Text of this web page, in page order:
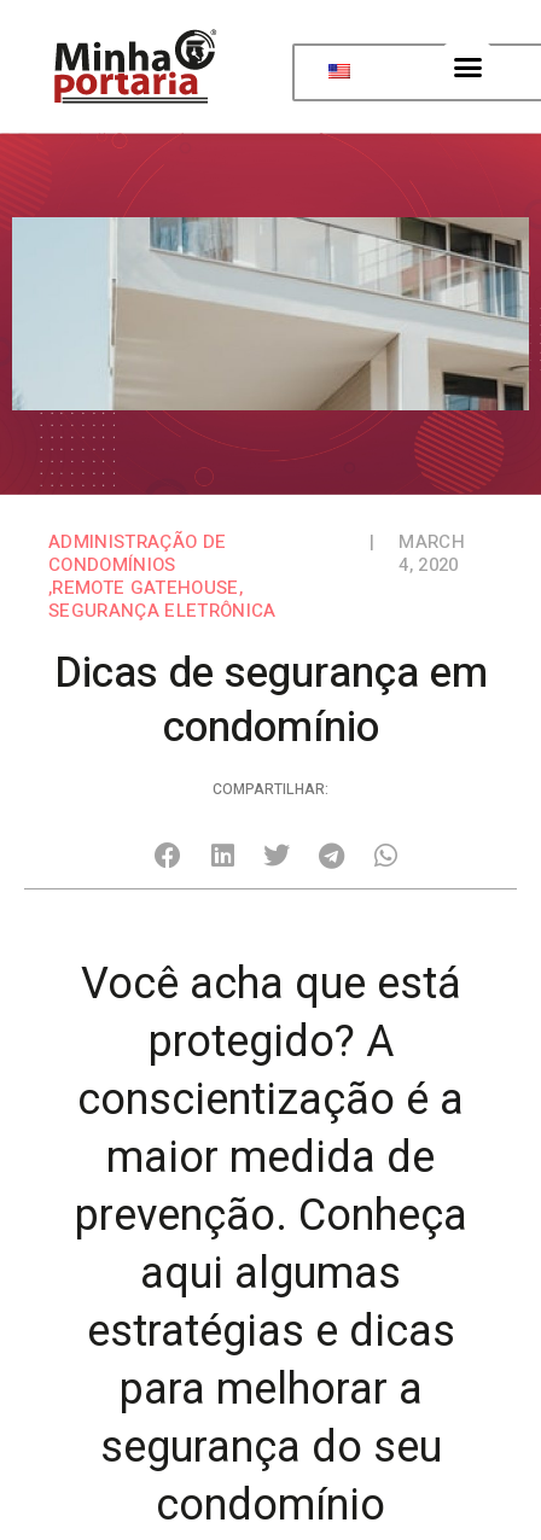
ADMINISTRAÇÃO DE
CONDOMÍNIOS
,REMOTE GATEHOUSE,
SEGURANÇA ELETRÔNICA
|
MARCH
4, 2020
Dicas de segurança em
condomínio
COMPARTILHAR:
Você acha que está
protegido? A
conscientização é a
maior medida de
prevenção. Conheça
aqui algumas
estratégias e dicas
para melhorar a
segurança do seu
condomínio